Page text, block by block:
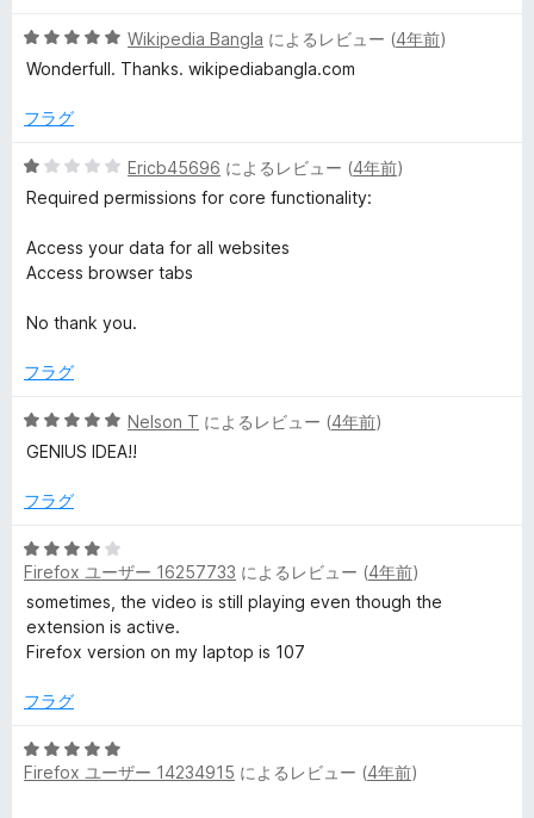
レ
ュ
ー
の
評
5
段
中
の
評
Wikipedia Bangla によるレビュー (4年前)
Wonderfull. Thanks. wikipediabangla.com
フラグ
5
段
中
1
評
Ericb45696 によるレビュー (4年前)
Required permissions for core functionality:
Access your data for all websites
Access browser tabs
No thank you.
フラグ
5
段
中
の
評
価
Nelson T によるレビュー (4年前)
GENIUS IDEA!!
フラグ
5
段
階
中
4
評
Firefox ユーザー 16257733 によるレビュー (4年前)
sometimes, the video is still playing even though the
extension is active.
Firefox version on my laptop is 107
フラグ
5
段
Firefox ユーザー 14234915 によるレビュー (4年前)